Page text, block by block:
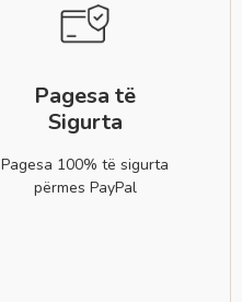
Pagesa të
Sigurta
Pagesa 100% të sigurta
përmes PayPal